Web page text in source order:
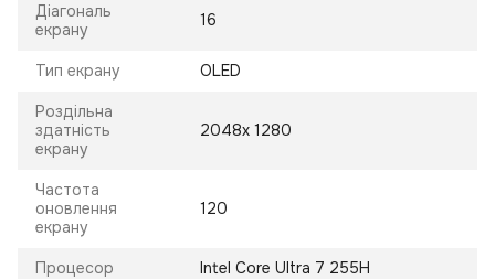
Діагональ
екрану
16
Тип екрану OLED
Роздільна
здатність
екрану
2048х 1280
Частота
оновлення
екрану
120
Процесор Intel Core Ultra 7 255H